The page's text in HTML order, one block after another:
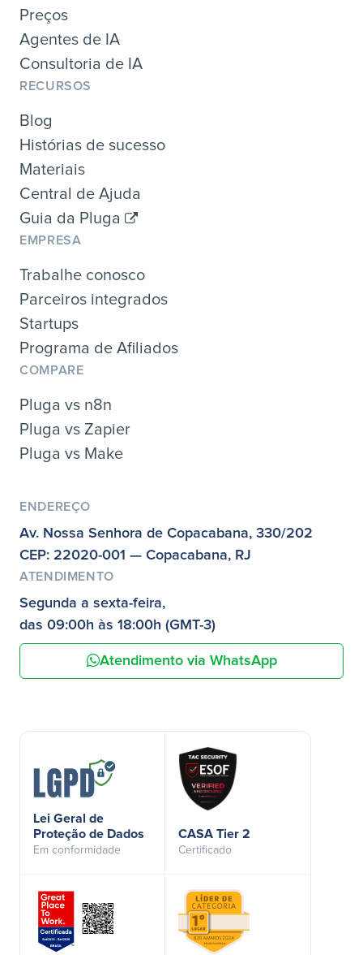
Preços
Agentes de IA
Consultoria de IA
RECURSOS
Blog
Histórias de sucesso
Materiais
Central de Ajuda
Guia da Pluga
EMPRESA
Trabalhe conosco
Parceiros integrados
Startups
Programa de Afiliados
COMPARE
Pluga vs n8n
Pluga vs Zapier
Pluga vs Make
ENDEREÇO
Av. Nossa Senhora de Copacabana, 330/202
CEP: 22020-001 — Copacabana, RJ
ATENDIMENTO
Segunda a sexta-feira,
das 09:00h às 18:00h (GMT-3)
Atendimento via WhatsApp
Lei Geral de
Proteção de Dados
Em conformidade
CASA Tier 2
Certificado